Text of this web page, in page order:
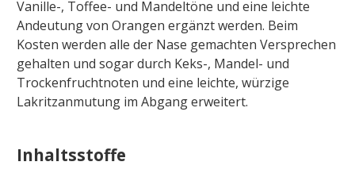
Vanille-, Toffee- und Mandeltöne und eine leichte
Andeutung von Orangen ergänzt werden. Beim
Kosten werden alle der Nase gemachten Versprechen
gehalten und sogar durch Keks-, Mandel- und
Trockenfruchtnoten und eine leichte, würzige
Lakritzanmutung im Abgang erweitert.
Inhaltsstoffe